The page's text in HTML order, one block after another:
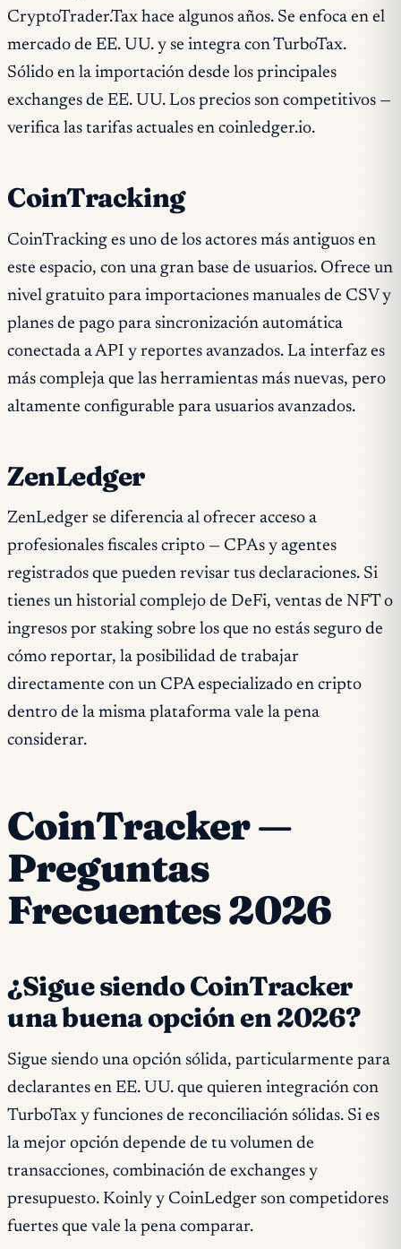
CryptoTrader.Tax hace algunos años. Se enfoca en el
mercado de EE. UU. y se integra con TurboTax.
Sólido en la importación desde los principales
exchanges de EE. UU. Los precios son competitivos —
verifica las tarifas actuales en coinledger.io.
CoinTracking
CoinTracking es uno de los actores más antiguos en
este espacio, con una gran base de usuarios. Ofrece un
nivel gratuito para importaciones manuales de CSV y
planes de pago para sincronización automática
conectada a API y reportes avanzados. La interfaz es
más compleja que las herramientas más nuevas, pero
altamente configurable para usuarios avanzados.
ZenLedger
ZenLedger se diferencia al ofrecer acceso a
profesionales fiscales cripto — CPAs y agentes
registrados que pueden revisar tus declaraciones. Si
tienes un historial complejo de DeFi, ventas de NFT o
ingresos por staking sobre los que no estás seguro de
cómo reportar, la posibilidad de trabajar
directamente con un CPA especializado en cripto
dentro de la misma plataforma vale la pena
considerar.
CoinTracker —
Preguntas
Frecuentes 2026
¿Sigue siendo CoinTracker
una buena opción en 2026?
Sigue siendo una opción sólida, particularmente para
declarantes en EE. UU. que quieren integración con
TurboTax y funciones de reconciliación sólidas. Si es
la mejor opción depende de tu volumen de
transacciones, combinación de exchanges y
presupuesto. Koinly y CoinLedger son competidores
fuertes que vale la pena comparar.